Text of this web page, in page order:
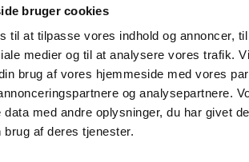
bruger cookies
til at tilpasse vores indhold og annoncer,
medier og til at analysere vores trafik.
brug af vores hjemmeside med vores
og analysepartnere.
data med andre oplysninger, du har givet
brug af deres tjenester.
Hamsterbur
Kaninbur
Rottebur
Marsvinebur
Overdækning løbegård